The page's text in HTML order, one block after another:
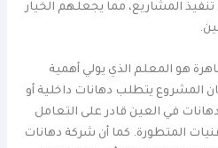
المشاريع، مما يجعلهم الخيار
هو المعلم الذي يولي أهمية
المشروع يتطلب دهانات داخلية أو
في العين قادر على التعامل
المتطورة. كما أن شركة دهانات